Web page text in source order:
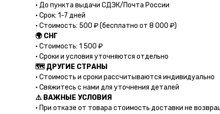
• До пункта выдачи СДЭК/Почта России
• Срок: 1-7 дней
• Стоимость: 500 ₽ (бесплатно от 8 000 ₽)
🌍 СНГ
• Стоимость: 1 500 ₽
• Сроки и условия уточняются отдельно
🗺️ ДРУГИЕ СТРАНЫ
• Стоимость и сроки рассчитываются индивидуально
• Свяжитесь с нами для уточнения деталей
⚠️ ВАЖНЫЕ УСЛОВИЯ
• При отказе от товара стоимость доставки не